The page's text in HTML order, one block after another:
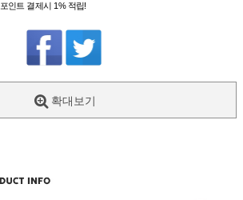
포인트 결제시 1% 적립!
확대보기